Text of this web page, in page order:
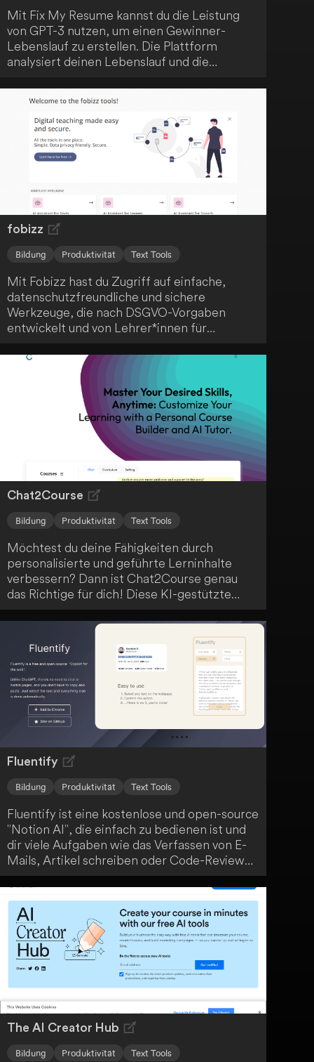
Mit Fix My Resume kannst du die Leistung
von GPT-3 nutzen, um einen Gewinner-
Lebenslauf zu erstellen. Die Plattform
analysiert deinen Lebenslauf und die
personalisierte Tipps, um deine
Erfolgsaussichten zu verbessern. Verbessere
deine Job-Suche und erreiche heute deinen
Traumjob!
fobizz
Bildung Produktivität Text Tools
Mit Fobizz hast du Zugriff auf einfache,
datenschutzfreundliche und sichere
Werkzeuge, die nach DSGVO-Vorgaben
entwickelt und von Lehrer*innen für
praktischer Alleskönner für den modernen
Chat2Course
Bildung Produktivität Text Tools
Möchtest du deine Fähigkeiten durch
personalisierte und geführte Lerninhalte
verbessern? Dann ist Chat2Course genau
das Richtige für dich! Diese KI-gestützte
Lernplattform bietet dir Funktionen wie KI-
gestützte Kursentwicklung, anpassbare
Kursübersichten und interaktives Curriculum-
Design. Profitiere von personalisierten
Lerninhalten, Echtzeit-KI-Kursleitern und
einer GPT-4-getriebenen Lernerfahrung, um
deine Ziele zu erreichen.
Fluentify
Bildung Produktivität Text Tools
Fluentify ist eine kostenlose und open-source
"Notion AI", die einfach zu bedienen ist und
dir viele Aufgaben wie das Verfassen von E-
Mails, Artikel schreiben oder Code-Reviews
erleichtert. Durch einfaches Wischen wird
deine Arbeit erledigt. Egal, in welcher
Situation du dich befindest, Fluentify ist ein
vielseitiges Tool, das dir den Arbeitsalltag
erleichtert.
The AI Creator Hub
Bildung Produktivität Text Tools